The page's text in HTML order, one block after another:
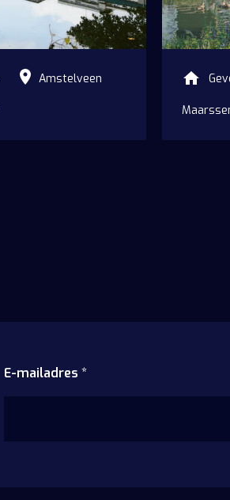
Amstelveen
E-mailadres *